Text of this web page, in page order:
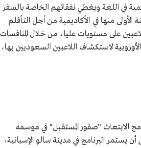
في اللغة ويغطي نفقاتهم الخاصة بالسفر
الأولى منها في الأكاديمية من أجل التأقلم
بلاعبين على مستويات عليا، من خلال المنافسات
لاستكشاف اللاعبين السعوديين بها،
برنامج الابتعاث "صقور المستقبل" في موسمه
البرنامج في مدينة سالو الإسبانية،